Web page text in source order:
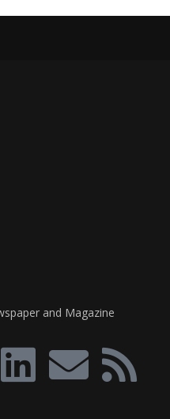
বিদেশ
Terms of Use
Help & Support